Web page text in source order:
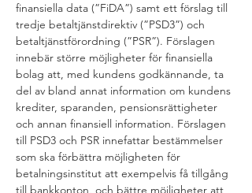
finansiella data (”FiDA”) samt ett förslag till
tredje betaltjänstdirektiv (”PSD3”) och
betaltjänstförordning (”PSR”). Förslagen
innebär större möjligheter för finansiella
bolag att, med kundens godkännande, ta
del av bland annat information om kundens
krediter, sparanden, pensionsrättigheter
och annan finansiell information. Förslagen
till PSD3 och PSR innefattar bestämmelser
som ska förbättra möjligheten för
betalningsinstitut att exempelvis få tillgång
till bankkonton, och bättre möjligheter att